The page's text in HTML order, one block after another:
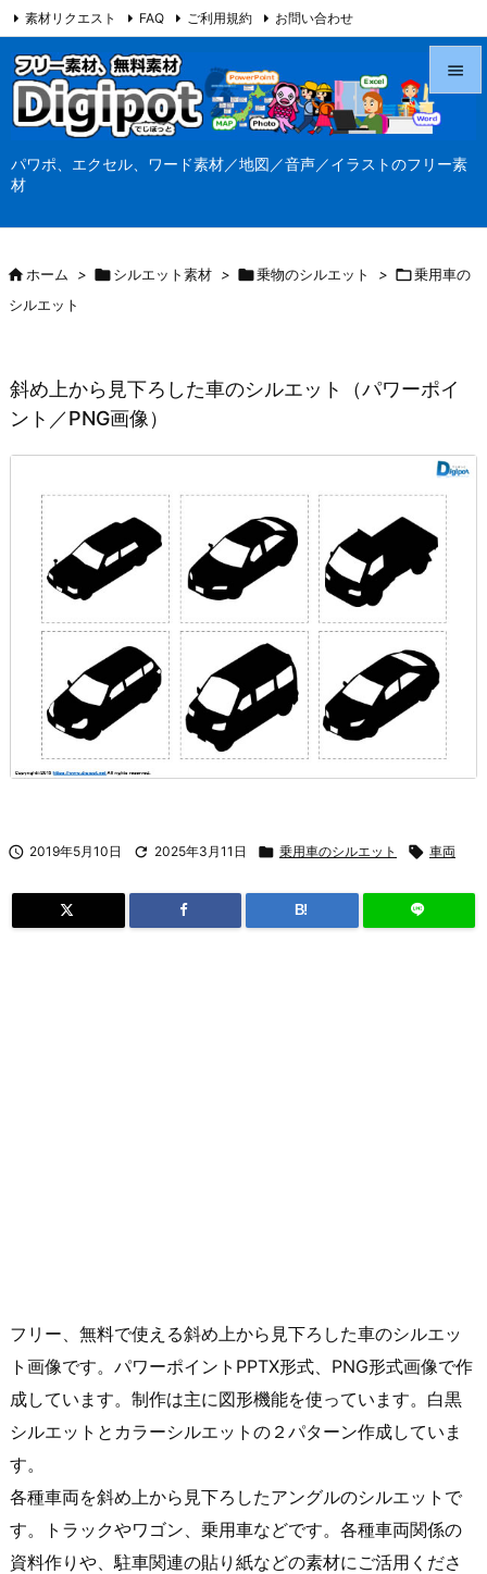
パワポ、エクセル、ワード素材／地図／音声／イラストのフリー素
材




素材リクエスト FAQ ご利用規約 お問い合わせ
当サイト（Digipot.net）について
ホーム > シルエット素材 > 乗物のシルエット > 乗用車の
シルエット
斜め上から見下ろした車のシルエット（パワーポイ
ント／PNG画像）
 2019年5月10日  2025年3月11日  乗用車のシルエット  車両
B!
フリー、無料で使える斜め上から見下ろした車のシルエッ
ト画像です。パワーポイントPPTX形式、PNG形式画像で作
成しています。制作は主に図形機能を使っています。白黒
シルエットとカラーシルエットの２パターン作成していま
す。
各種車両を斜め上から見下ろしたアングルのシルエットで
す。トラックやワゴン、乗用車などです。各種車両関係の
資料作りや、駐車関連の貼り紙などの素材にご活用くださ